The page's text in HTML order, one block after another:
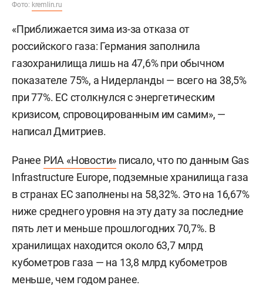
Фото: kremlin.ru
«Приближается зима из-за отказа от
российского газа: Германия заполнила
газохранилища лишь на 47,6% при обычном
показателе 75%, а Нидерланды — всего на 38,5%
при 77%. ЕС столкнулся с энергетическим
кризисом, спровоцированным им самим», —
написал Дмитриев.
Ранее РИА «Новости» писало, что по данным Gas
Infrastructure Europe, подземные хранилища газа
в странах ЕС заполнены на 58,32%. Это на 16,67%
ниже среднего уровня на эту дату за последние
пять лет и меньше прошлогодних 70,7%. В
хранилищах находится около 63,7 млрд
кубометров газа — на 13,8 млрд кубометров
меньше, чем годом ранее.